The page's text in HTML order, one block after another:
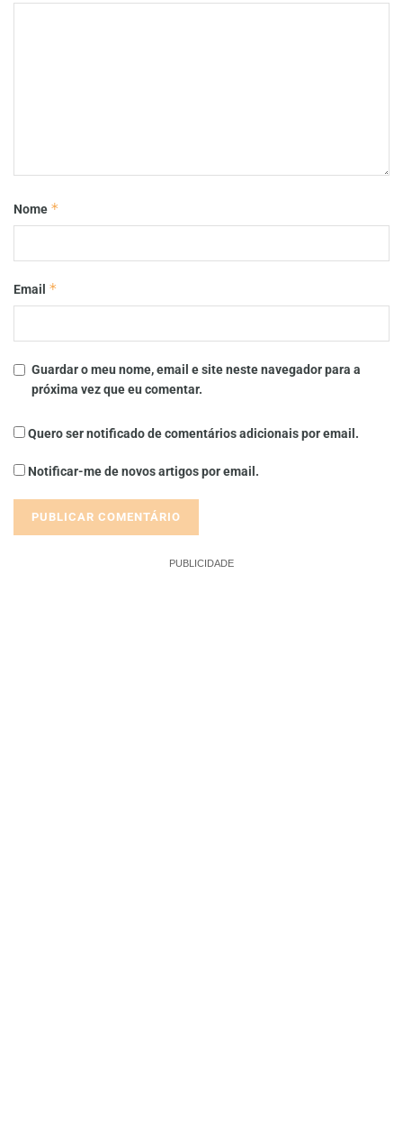
Nome *
Email *
Guardar o meu nome, email e site neste navegador para a
próxima vez que eu comentar.
Quero ser notificado de comentários adicionais por email.
Notificar-me de novos artigos por email.
PUBLICIDADE